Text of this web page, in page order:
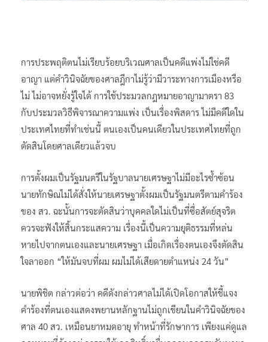
การประพฤติตนไม่เรียบร้อยบริเวณศาลเป็นคดีแพ่งไม่ใช่คดี
อาญา แต่คำวินิจฉัยของศาลฎีกาไม่รู้ว่ามีวาระทางการเมืองหรือ
ไม่ ไม่อาจหยั่งรู้ใจได้ การใช้ประมวลกฎหมายอาญามาตรา 83
กับประมวลวิธีพิจารณาความแพ่ง เป็นเรื่องพิสดาร ไม่มีคดีใดใน
ประเทศไทยที่ทำเช่นนี้ ตนเองเป็นคนเดียวในประเทศไทยที่ถูก
ตัดสินโดยศาลเดียวแล้วจบ
การตั้งผมเป็นรัฐมนตรีในรัฐบาลนายเศรษฐาไม่มีอะไรซ้ำซ้อน
นายทักษิณไม่ได้สั่งให้นายเศรษฐาตั้งผมเป็นรัฐมนตรีตามคำร้อง
ของ สว. ฉะนั้นการจะตัดสินว่าบุคคลใดไม่เป็นที่ซื่อสัตย์สุจริต
ควรจะฟังให้สิ้นกระแสความ เรื่องนี้เป็นความยุติธรรมที่หล่น
หายไปจากตนเองและนายเศรษฐา เมื่อเกิดเรื่องตนเองจึงตัดสิน
ใจลาออก “ให้มันจบที่ผม ผมไม่ได้เสียดายตำแหน่ง 24 วัน”
นายพิชิต กล่าวต่อว่า คดีดังกล่าวศาลไม่ได้เปิดโอกาสให้ชี้แจง
คำร้องที่ตนเองแสดงพยานหลักฐานไม่ถูกเขียนในคำวินิจฉัยของ
ศาล 40 สว. เหมือนยาหมดอายุ ทำหน้าที่รักษาการ เพียงแค่ดูแล